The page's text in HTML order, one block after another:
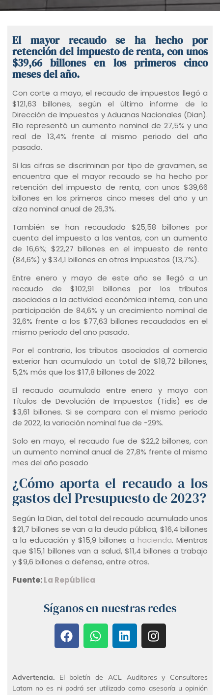
El mayor recaudo se ha hecho por
retención del impuesto de renta, con unos
$39,66 billones en los primeros cinco
meses del año.
Con corte a mayo, el recaudo de impuestos llegó a
$121,63 billones, según el último informe de la
Dirección de Impuestos y Aduanas Nacionales (Dian).
Ello representó un aumento nominal de 27,5% y una
real de 13,4% frente al mismo periodo del año
pasado.
Si las cifras se discriminan por tipo de gravamen, se
encuentra que el mayor recaudo se ha hecho por
retención del impuesto de renta, con unos $39,66
billones en los primeros cinco meses del año y un
alza nominal anual de 26,3%.
También se han recaudado $25,58 billones por
cuenta del impuesto a las ventas, con un aumento
de 16,6%; $22,27 billones en el impuesto de renta
(84,6%) y $34,1 billones en otros impuestos (13,7%).
Entre enero y mayo de este año se llegó a un
recaudo de $102,91 billones por los tributos
asociados a la actividad económica interna, con una
participación de 84,6% y un crecimiento nominal de
32,6% frente a los $77,63 billones recaudados en el
mismo periodo del año pasado.
Por el contrario, los tributos asociados al comercio
exterior han acumulado un total de $18,72 billones,
5,2% más que los $17,8 billones de 2022.
El recaudo acumulado entre enero y mayo con
Títulos de Devolución de Impuestos (Tidis) es de
$3,61 billones. Si se compara con el mismo periodo
de 2022, la variación nominal fue de -29%.
Solo en mayo, el recaudo fue de $22,2 billones, con
un aumento nominal anual de 27,8% frente al mismo
mes del año pasado
¿Cómo aporta el recaudo a los
gastos del Presupuesto de 2023?
Según la Dian, del total del recaudo acumulado unos
$21,7 billones se van a la deuda pública, $16,4 billones
a la educación y $15,9 billones a hacienda. Mientras
que $15,1 billones van a salud, $11,4 billones a trabajo
y $9,6 billones a defensa, entre otros.
Fuente:La República
Síganos en nuestras redes
Advertencia. El boletín de ACL Auditores y Consultores
Latam no es ni podrá ser utilizado como asesoría u opinión